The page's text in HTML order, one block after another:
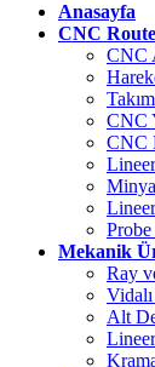
Anasayfa
CNC
CNC
CNC
CNC
Mekanik
Ray
Alt